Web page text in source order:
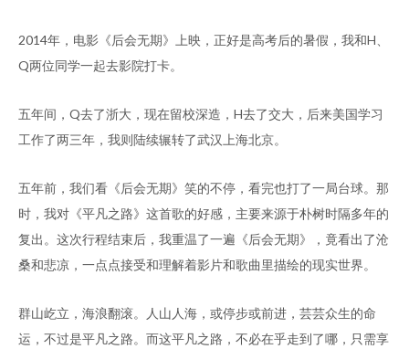
2014年，电影《后会无期》上映，正好是高考后的暑假，我和H、
Q两位同学一起去影院打卡。
五年间，Q去了浙大，现在留校深造，H去了交大，后来美国学习
工作了两三年，我则陆续辗转了武汉上海北京。
五年前，我们看《后会无期》笑的不停，看完也打了一局台球。那
时，我对《平凡之路》这首歌的好感，主要来源于朴树时隔多年的
复出。这次行程结束后，我重温了一遍《后会无期》，竟看出了沧
桑和悲凉，一点点接受和理解着影片和歌曲里描绘的现实世界。
群山屹立，海浪翻滚。人山人海，或停步或前进，芸芸众生的命
运，不过是平凡之路。而这平凡之路，不必在乎走到了哪，只需享